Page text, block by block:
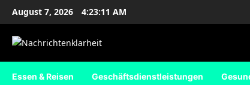
Skip
content
August 7, 2026 4:23:12 AM
Essen & Reisen Geschäftsdienstleistungen